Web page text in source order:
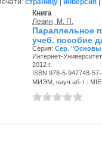
страницу инверсия
Книга
Левин, М. П.
Параллельное
учеб. пособие
Серия: Сер. "Основы
Интернет-
2012 г.
ISBN 978-5-947748-
МИЭМ, науч.аб-т :